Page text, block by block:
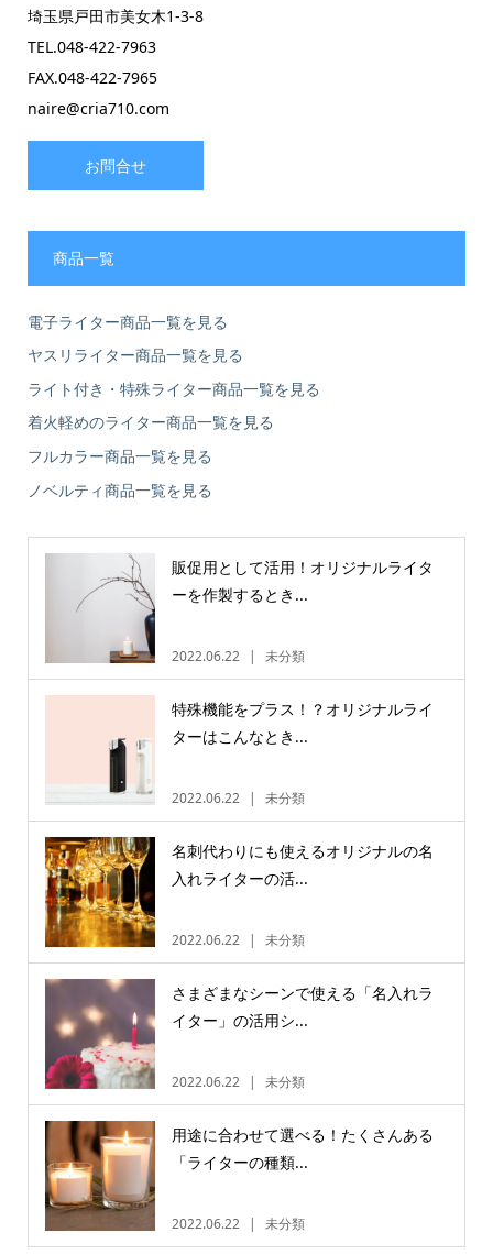
埼玉県戸田市美女木1-3-8
TEL.048-422-7963
FAX.048-422-7965
naire@cria710.com
お問合せ
商品一覧
電子ライター商品一覧を見る
ヤスリライター商品一覧を見る
ライト付き・特殊ライター商品一覧を見る
着火軽めのライター商品一覧を見る
フルカラー商品一覧を見る
ノベルティ商品一覧を見る
販促用として活用！オリジナルライタ
ーを作製するとき...
2022.06.22 未分類
特殊機能をプラス！？オリジナルライ
ターはこんなとき...
2022.06.22 未分類
名刺代わりにも使えるオリジナルの名
入れライターの活...
2022.06.22 未分類
さまざまなシーンで使える「名入れラ
イター」の活用シ...
2022.06.22 未分類
用途に合わせて選べる！たくさんある
「ライターの種類...
2022.06.22 未分類